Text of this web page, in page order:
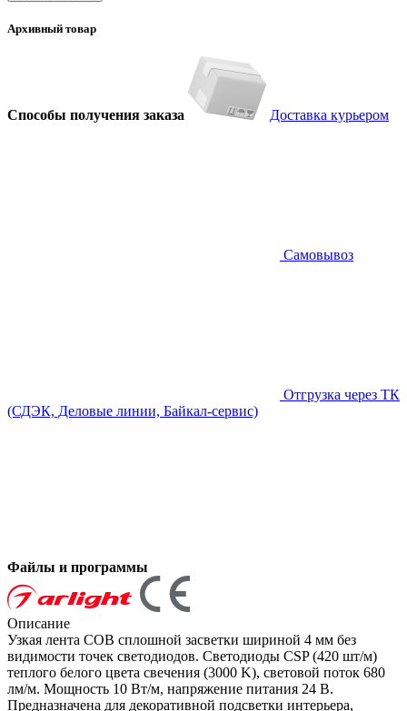
Архивный товар
Способы получения заказа Доставка курьером
Самовывоз
Отгрузка через ТК
(СДЭК, Деловые линии, Байкал-сервис)
Файлы и программы
Описание
Узкая лента COB сплошной засветки шириной 4 мм без
видимости точек светодиодов. Светодиоды CSP (420 шт/м)
теплого белого цвета свечения (3000 K), световой поток 680
лм/м. Мощность 10 Вт/м, напряжение питания 24 В.
Предназначена для декоративной подсветки интерьера,